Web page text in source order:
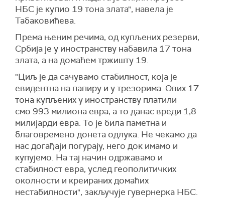
НБС је купио 19 тона злата", навела је
Табаковићева.
Према њеним речима, од купљених резерви,
Србија је у иностранству набавила 17 тона
злата, а на домаћем тржишту 19.
"Циљ је да сачувамо стабилност, која је
евидентна на папиру и у трезорима. Ових 17
тона купљених у иностранству платили
смо 993 милиона евра, а то данас вреди 1,8
милијарди евра. То је била паметна и
благовремено донета одлука. Не чекамо да
нас догађаји погурају, него док имамо и
купујемо. На тај начин одржавамо и
стабилност евра, услед геополитичких
околности и креираних домаћих
нестабилности", закључује гувернерка НБС.